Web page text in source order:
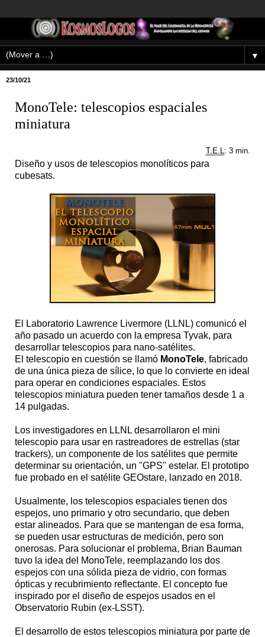
▼
23/10/21
MonoTele: telescopios espaciales
miniatura
T.E.L : 3 min.
Diseño y usos de telescopios monolíticos para
cubesats.
El Laboratorio Lawrence Livermore (LLNL) comunicó el
año pasado un acuerdo con la empresa Tyvak, para
desarrollar telescopios para nano-satélites.
El telescopio en cuestión se llamó MonoTele, fabricado
de una única pieza de sílice, lo que lo convierte en ideal
para operar en condiciones espaciales. Estos
telescopios miniatura pueden tener tamaños desde 1 a
14 pulgadas.
Los investigadores en LLNL desarrollaron el mini
telescopio para usar en rastreadores de estrellas (star
trackers), un componente de los satélites que permite
determinar su orientación, un "GPS" estelar. El prototipo
fue probado en el satélite GEOstare, lanzado en 2018.
Usualmente, los telescopios espaciales tienen dos
espejos, uno primario y otro secundario, que deben
estar alineados. Para que se mantengan de esa forma,
se pueden usar estructuras de medición, pero son
onerosas. Para solucionar el problema, Brian Bauman
tuvo la idea del MonoTele, reemplazando los dos
espejos con una sólida pieza de vidrio, con formas
ópticas y recubrimiento reflectante. El concepto fue
inspirado por el diseño de espejos usados en el
Observatorio Rubin (ex-LSST).
El desarrollo de estos telescopios miniatura por parte de